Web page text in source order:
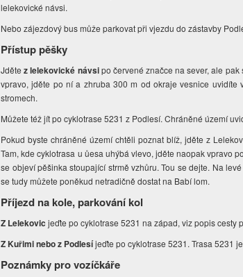
lelekovické návsi.
Nebo zájezdový bus může parkovat při vjezdu do zástavby
Přístup pěšky
Jděte z lelekovické návsipo červené značce na sever, ale pak
vpravo, jděte po ní a zhruba 300 m od okraje vesnice uvidíte
stromech.
Můžete též jít po cyklotrase 5231 z Podlesí. Chráněné území
Pokud byste chráněné území chtěli poznat blíž, jděte z
Tam, kde cyklotrasa u ůesa uhýbá vlevo, jděte naopak vpravo
se objeví pěšinka stoupající strmě vzhůru. Tou se dejte. Na
se tudy můžete poněkud netradičně dostat na Babí lom.
Příjezd na kole, parkování kol
Z Lelekovic jeďte po cyklotrase 5231 na západ, viz popis cesty
Z Kuřimi nebo z Podlesíjeďte po cyklotrase 5231. Trasa 5231
Poznámky pro vozíčkáře